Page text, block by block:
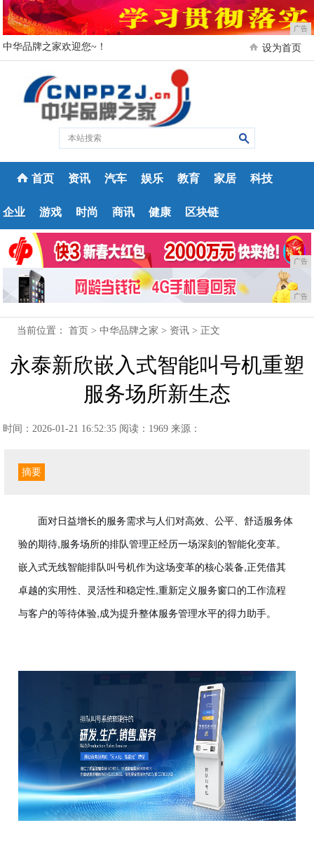
广告
中华品牌之家欢迎您~！ 设为首页
首页 资讯 汽车 娱乐 教育 家居 科技
企业 游戏 时尚 商讯 健康 区块链
广告
广告
当前位置：首页 >中华品牌之家 > 资讯 > 正文
永泰新欣嵌入式智能叫号机重塑
服务场所新生态
时间：2026-01-21 16:52:35 阅读：1969 来源：
摘要
面对日益增长的服务需求与人们对高效、公平、舒适服务体
验的期待,服务场所的排队管理正经历一场深刻的智能化变革。
嵌入式无线智能排队叫号机作为这场变革的核心装备,正凭借其
卓越的实用性、灵活性和稳定性,重新定义服务窗口的工作流程
与客户的等待体验,成为提升整体服务管理水平的得力助手。